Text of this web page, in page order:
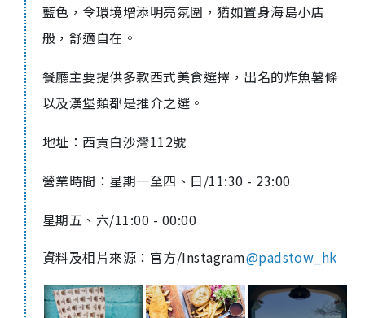
藍色，令環境增添明亮氛圍，猶如置身海島小店
般，舒適自在。
餐廳主要提供多款西式美食選擇，出名的炸魚薯條
以及漢堡類都是推介之選。
地址：西貢白沙灣112號
營業時間：星期一至四、日/11:30 - 23:00
星期五、六/11:00 - 00:00
資料及相片來源：官方/Instagram@padstow_hk